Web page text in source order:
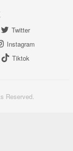
Twitter
Instagram
Tiktok
Reserved.